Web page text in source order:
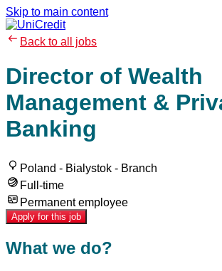
Skip to main content
Back to all jobs
Director of Wealth
Management &
Banking
Poland - Bialystok - Branch
Full-time
Permanent employee
Apply for this job
What we do?